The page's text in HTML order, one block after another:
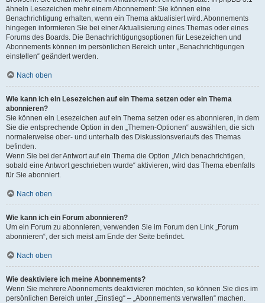
ähneln Lesezeichen mehr einem Abonnement: Sie können eine
Benachrichtigung erhalten, wenn ein Thema aktualisiert wird. Abonnements
hingegen informieren Sie bei einer Aktualisierung eines Themas oder eines
Forums des Boards. Die Benachrichtigungsoptionen für Lesezeichen und
Abonnements können im persönlichen Bereich unter „Benachrichtigungen
einstellen“ geändert werden.
Nach oben
Wie kann ich ein Lesezeichen auf ein Thema setzen oder ein Thema
abonnieren?
Sie können ein Lesezeichen auf ein Thema setzen oder es abonnieren, in dem
Sie die entsprechende Option in den „Themen-Optionen“ auswählen, die sich
normalerweise ober- und unterhalb des Diskussionsverlaufs des Themas
befinden.
Wenn Sie bei der Antwort auf ein Thema die Option „Mich benachrichtigen,
sobald eine Antwort geschrieben wurde“ aktivieren, wird das Thema ebenfalls
für Sie abonniert.
Nach oben
Wie kann ich ein Forum abonnieren?
Um ein Forum zu abonnieren, verwenden Sie im Forum den Link „Forum
abonnieren“, der sich meist am Ende der Seite befindet.
Nach oben
Wie deaktiviere ich meine Abonnements?
Wenn Sie mehrere Abonnements deaktivieren möchten, so können Sie dies im
persönlichen Bereich unter „Einstieg“ – „Abonnements verwalten“ machen.